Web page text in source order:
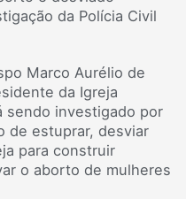
da Polícia Civil
Marco Aurélio de
da Igreja
sendo investigado por
de estuprar, desviar
para construir
o aborto de mulheres